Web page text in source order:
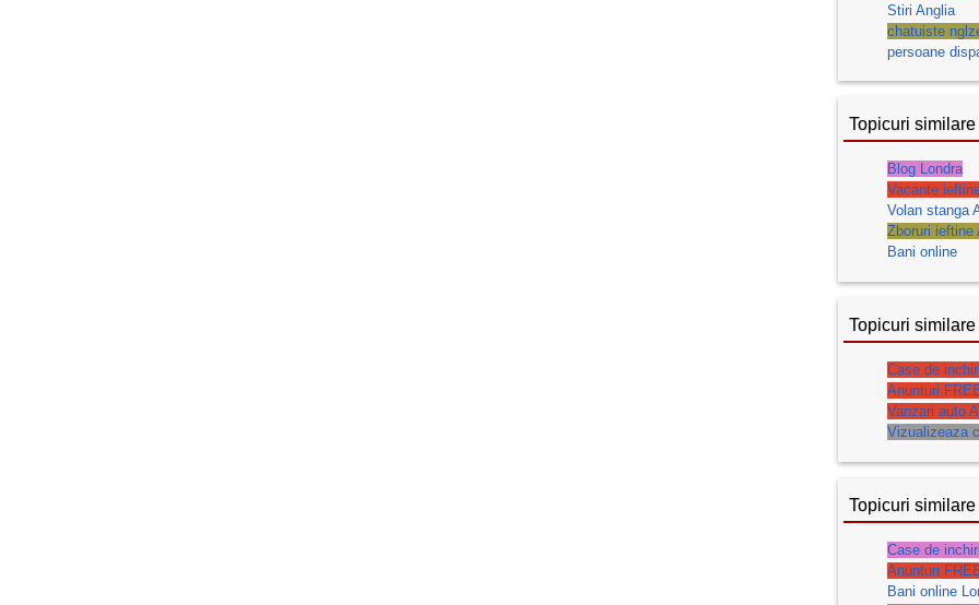
Stiri Anglia
chatuiste
persoane
Topicuri similare
Blog Londra
Vacante
Volan stanga
Zboruri ieftine
Bani online
Topicuri similare
Case de
Anunturi
Vanzari auto
Vizualizeaza
Topicuri similare
Case de
Anunturi
Bani online